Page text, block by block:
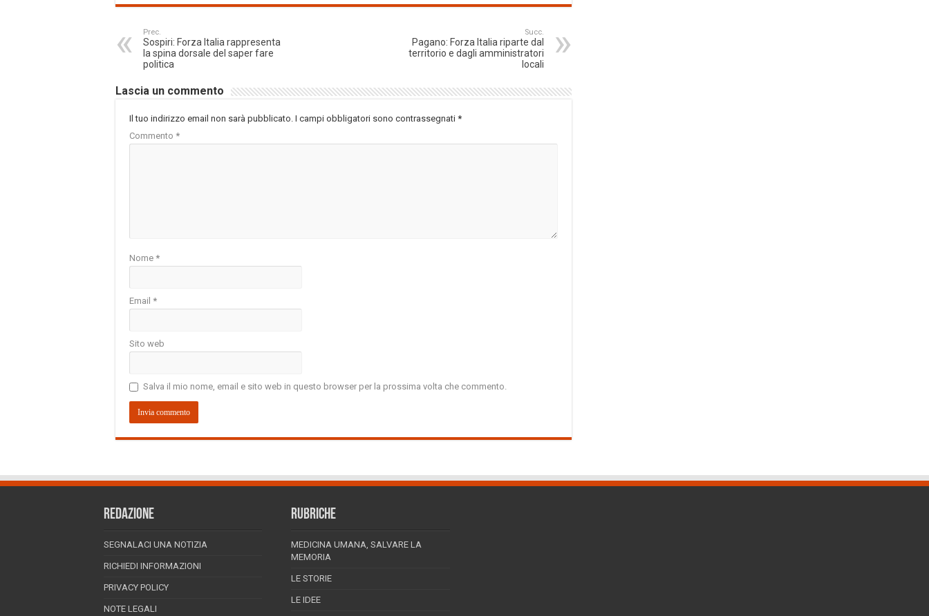
Prec.
Sospiri: Forza Italia rappresenta
la spina dorsale del saper fare
politica
Succ.
Pagano: Forza Italia riparte dal
territorio e dagli amministratori
locali
Lascia un commento
Il tuo indirizzo email non sarà pubblicato. I campi obbligatori sono contrassegnati *
Commento *
Nome *
Email *
Sito web
Salva il mio nome, email e sito web in questo browser per la prossima volta che commento.
REDAZIONE
SEGNALACI UNA NOTIZIA
RICHIEDI INFORMAZIONI
PRIVACY POLICY
NOTE LEGALI
RUBRICHE
MEDICINA UMANA, SALVARE LA
MEMORIA
LE STORIE
LE IDEE